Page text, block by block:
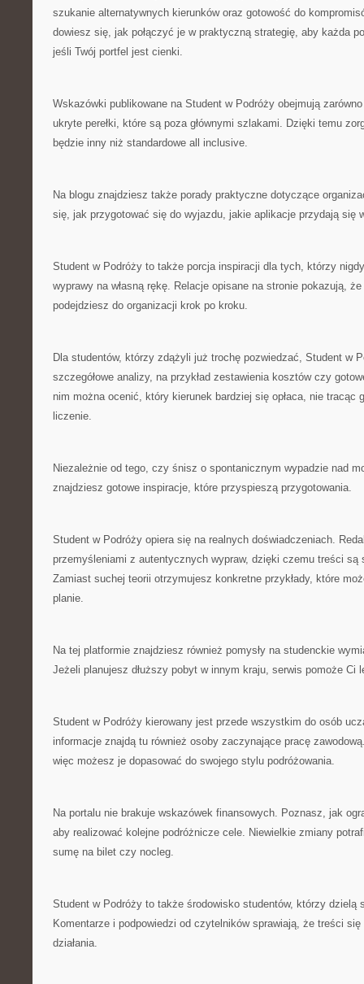
szukanie alternatywnych kierunków oraz gotowość do
dowiesz się, jak połączyć je w praktyczną strategię, aby każda
jeśli Twój portfel jest cienki.
Wskazówki publikowane na Student w Podróży obejmują
ukryte perełki, które są poza głównymi szlakami. Dzięki temu
będzie inny niż standardowe all inclusive.
Na blogu znajdziesz także porady praktyczne dotyczące
się, jak przygotować się do wyjazdu, jakie aplikacje przydają się
Student w Podróży to także porcja inspiracji dla tych, którzy
wyprawy na własną rękę. Relacje opisane na stronie pokazują,
podejdziesz do organizacji krok po kroku.
Dla studentów, którzy zdążyli już trochę pozwiedzać, Student w
szczegółowe analizy, na przykład zestawienia kosztów czy
nim można ocenić, który kierunek bardziej się opłaca, nie tracąc
liczenie.
Niezależnie od tego, czy śnisz o spontanicznym wypadzie nad
znajdziesz gotowe inspiracje, które przyspieszą przygotowania.
Student w Podróży opiera się na realnych doświadczeniach.
przemyśleniami z autentycznych wypraw, dzięki czemu treści są
Zamiast suchej teorii otrzymujesz konkretne przykłady, które
planie.
Na tej platformie znajdziesz również pomysły na studenckie
Jeżeli planujesz dłuższy pobyt w innym kraju, serwis pomoże Ci
Student w Podróży kierowany jest przede wszystkim do osób
informacje znajdą tu również osoby zaczynające pracę
więc możesz je dopasować do swojego stylu podróżowania.
Na portalu nie brakuje wskazówek finansowych. Poznasz, jak
aby realizować kolejne podróżnicze cele. Niewielkie zmiany
sumę na bilet czy nocleg.
Student w Podróży to także środowisko studentów, którzy dzielą
Komentarze i podpowiedzi od czytelników sprawiają, że treści
działania.